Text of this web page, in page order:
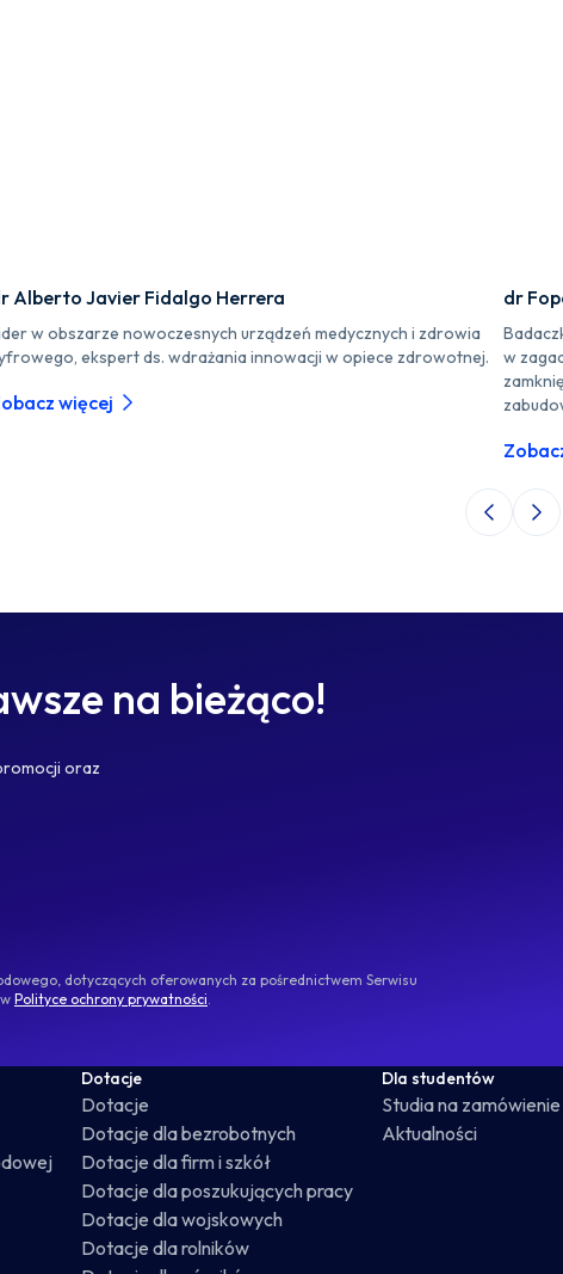
Alberto Javier Fidalgo Herrera
w obszarze nowoczesnych urządzeń medycznych i zdrowia
ekspert ds. wdrażania innowacji w opiece zdrowotnej.
więcej
dr
w
Poprzedni
na bieżąco!
oraz
dotyczących oferowanych za pośrednictwem Serwisu
Polityce ochrony prywatności.
Dotacje
Dotacje
Dotacje dla bezrobotnych
Dotacje dla firm i szkół
Dotacje dla poszukujących pracy
Dotacje dla wojskowych
Dotacje dla rolników
Dla studentów
Studia na zamówienie
Aktualności